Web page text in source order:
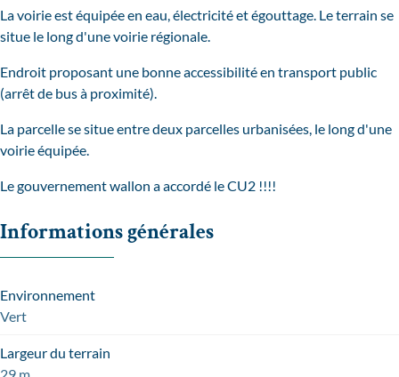
La voirie est équipée en eau, électricité et égouttage. Le terrain se
situe le long d'une voirie régionale.
Endroit proposant une bonne accessibilité en transport public
(arrêt de bus à proximité).
La parcelle se situe entre deux parcelles urbanisées, le long d'une
voirie équipée.
Le gouvernement wallon a accordé le CU2 !!!!
Informations générales
Environnement
Vert
Largeur du terrain